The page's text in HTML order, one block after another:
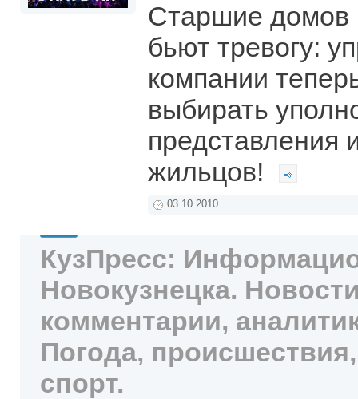
Старшие домов
бьют тревогу:
компании
выбирать
представления
жильцов!
03.10.2010
КузПресс:
Новокузнецка.
комментарии,
Погода,
спорт.